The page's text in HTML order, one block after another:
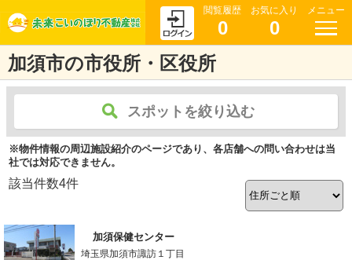
閲覧履歴
0
お気に入り
0
メニュー
加須市の市役所・区役所
スポットを絞り込む
※物件情報の周辺施設紹介のページであり、各店舗への問い合わせは当
社では対応できません。
該当件数4件
加須保健センター
埼玉県加須市諏訪１丁目